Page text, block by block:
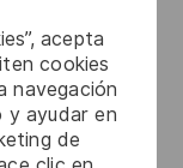
acepta
cookies
navegación
y ayudar en
de
link te